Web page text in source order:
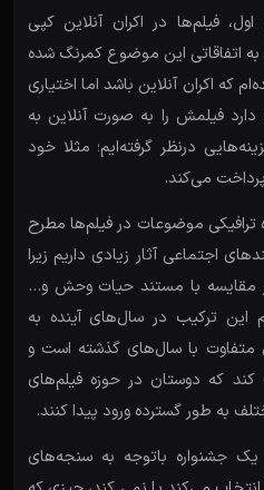
فیلم‌ها در اکران آنلاین کپی
اتفاقاتی این موضوع کمرنگ شده
که اکران آنلاین باشد اما اختیاری
فیلمش را به صورت آنلاین به
درنظر گرفته‌ایم‌؛ مثلا خود
می‌‌کند.
موضوعات در فیلم‌ها مطرح
اجتماعی آثار زیادی داریم زیرا
مقایسه با مستند حیات وحش و…
این ترکیب در سال‌های آینده به
با سال‌های گذشته است و
که دوستان در حوزه فیلم‌های
به طور گسترده ورود پیدا کنند.
یک جشنواره باتوجه به سنجه‌های